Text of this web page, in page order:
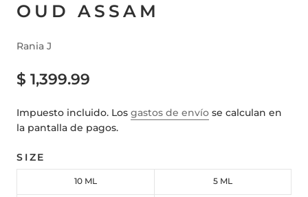
OUD ASSAM
Rania J
$ 1,399.99
Impuesto incluido. Los gastos de envío se calculan en
la pantalla de pagos.
SIZE
10 ML 5 ML